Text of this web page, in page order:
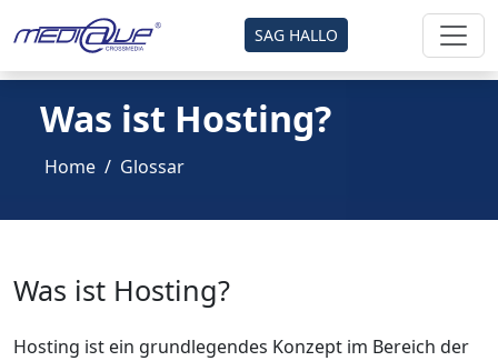
SAG HALLO
Was ist Hosting?
Home Glossar
Was ist Hosting?
Hosting ist ein grundlegendes Konzept im Bereich der